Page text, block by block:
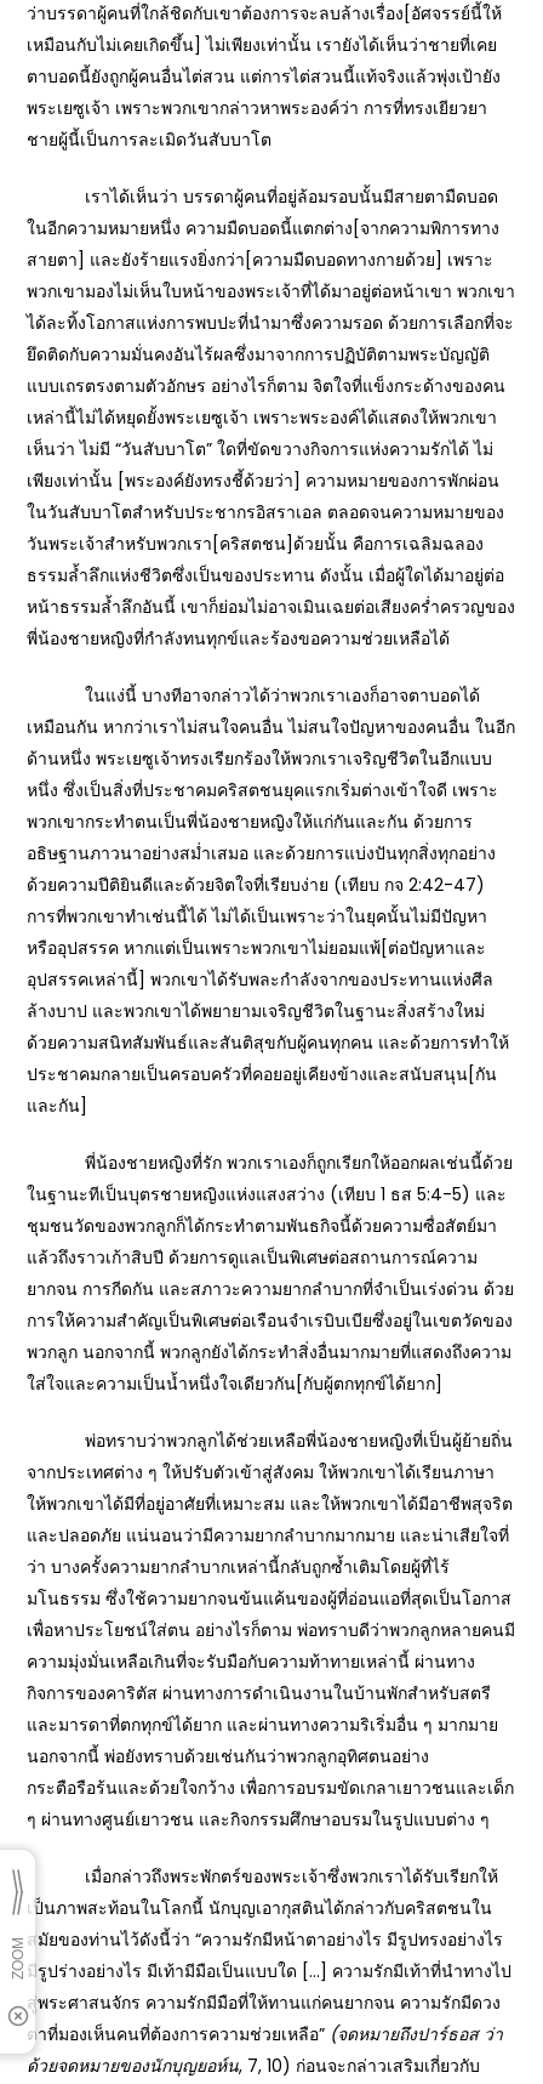
ว่าบรรดาผู้คนที่ใกล้ชิดกับเขาต้องการจะลบล้างเรื่อง[อัศจรรย์นี้ให้
เหมือนกับไม่เคยเกิดขึ้น] ไม่เพียงเท่านั้น เรายังได้เห็นว่าชายที่เคย
ตาบอดนี้ยังถูกผู้คนอื่นไต่สวน แต่การไต่สวนนี้แท้จริงแล้วพุ่งเป้ายัง
พระเยซูเจ้า เพราะพวกเขากล่าวหาพระองค์ว่า การที่ทรงเยียวยา
ชายผู้นี้เป็นการละเมิดวันสับบาโต
เราได้เห็นว่า บรรดาผู้คนที่อยู่ล้อมรอบนั้นมีสายตามืดบอด
ในอีกความหมายหนึ่ง ความมืดบอดนี้แตกต่าง[จากความพิการทาง
สายตา] และยังร้ายแรงยิ่งกว่า[ความมืดบอดทางกายด้วย] เพราะ
พวกเขามองไม่เห็นใบหน้าของพระเจ้าที่ได้มาอยู่ต่อหน้าเขา พวกเขา
ได้ละทิ้งโอกาสแห่งการพบปะที่นำมาซึ่งความรอด ด้วยการเลือกที่จะ
ยึดติดกับความมั่นคงอันไร้ผลซึ่งมาจากการปฏิบัติตามพระบัญญัติ
แบบเถรตรงตามตัวอักษร อย่างไรก็ตาม จิตใจที่แข็งกระด้างของคน
เหล่านี้ไม่ได้หยุดยั้งพระเยซูเจ้า เพราะพระองค์ได้แสดงให้พวกเขา
เห็นว่า ไม่มี “วันสับบาโต” ใดที่ขัดขวางกิจการแห่งความรักได้ ไม่
เพียงเท่านั้น [พระองค์ยังทรงชี้ด้วยว่า] ความหมายของการพักผ่อน
ในวันสับบาโตสำหรับประชากรอิสราเอล ตลอดจนความหมายของ
วันพระเจ้าสำหรับพวกเรา[คริสตชน]ด้วยนั้น คือการเฉลิมฉลอง
ธรรมล้ำลึกแห่งชีวิตซึ่งเป็นของประทาน ดังนั้น เมื่อผู้ใดได้มาอยู่ต่อ
หน้าธรรมล้ำลึกอันนี้ เขาก็ย่อมไม่อาจเมินเฉยต่อเสียงคร่ำครวญของ
พี่น้องชายหญิงที่กำลังทนทุกข์และร้องขอความช่วยเหลือได้
ในแง่นี้ บางทีอาจกล่าวได้ว่าพวกเราเองก็อาจตาบอดได้
เหมือนกัน หากว่าเราไม่สนใจคนอื่น ไม่สนใจปัญหาของคนอื่น ในอีก
ด้านหนึ่ง พระเยซูเจ้าทรงเรียกร้องให้พวกเราเจริญชีวิตในอีกแบบ
หนึ่ง ซึ่งเป็นสิ่งที่ประชาคมคริสตชนยุคแรกเริ่มต่างเข้าใจดี เพราะ
พวกเขากระทำตนเป็นพี่น้องชายหญิงให้แก่กันและกัน ด้วยการ
อธิษฐานภาวนาอย่างสม่ำเสมอ และด้วยการแบ่งปันทุกสิ่งทุกอย่าง
ด้วยความปีติยินดีและด้วยจิตใจที่เรียบง่าย (เทียบ กจ 2:42-47)
การที่พวกเขาทำเช่นนี้ได้ ไม่ได้เป็นเพราะว่าในยุคนั้นไม่มีปัญหา
หรืออุปสรรค หากแต่เป็นเพราะพวกเขาไม่ยอมแพ้[ต่อปัญหาและ
อุปสรรคเหล่านี้] พวกเขาได้รับพละกำลังจากของประทานแห่งศีล
ล้างบาป และพวกเขาได้พยายามเจริญชีวิตในฐานะสิ่งสร้างใหม่
ด้วยความสนิทสัมพันธ์และสันติสุขกับผู้คนทุกคน และด้วยการทำให้
ประชาคมกลายเป็นครอบครัวที่คอยอยู่เคียงข้างและสนับสนุน[กัน
และกัน]
พี่น้องชายหญิงที่รัก พวกเราเองก็ถูกเรียกให้ออกผลเช่นนี้ด้วย
ในฐานะทีเป็นบุตรชายหญิงแห่งแสงสว่าง (เทียบ 1 ธส 5:4-5) และ
ชุมชนวัดของพวกลูกก็ได้กระทำตามพันธกิจนี้ด้วยความซื่อสัตย์มา
แล้วถึงราวเก้าสิบปี ด้วยการดูแลเป็นพิเศษต่อสถานการณ์ความ
ยากจน การกีดกัน และสภาวะความยากลำบากที่จำเป็นเร่งด่วน ด้วย
การให้ความสำคัญเป็นพิเศษต่อเรือนจำเรบิบเบียซึ่งอยู่ในเขตวัดของ
พวกลูก นอกจากนี้ พวกลูกยังได้กระทำสิ่งอื่นมากมายที่แสดงถึงความ
ใส่ใจและความเป็นน้ำหนึ่งใจเดียวกัน[กับผู้ตกทุกข์ได้ยาก]
พ่อทราบว่าพวกลูกได้ช่วยเหลือพี่น้องชายหญิงที่เป็นผู้ย้ายถิ่น
จากประเทศต่าง ๆ ให้ปรับตัวเข้าสู่สังคม ให้พวกเขาได้เรียนภาษา
ให้พวกเขาได้มีที่อยู่อาศัยที่เหมาะสม และให้พวกเขาได้มีอาชีพสุจริต
และปลอดภัย แน่นอนว่ามีความยากลำบากมากมาย และน่าเสียใจที่
ว่า บางครั้งความยากลำบากเหล่านี้กลับถูกซ้ำเติมโดยผู้ที่ไร้
มโนธรรม ซึ่งใช้ความยากจนข้นแค้นของผู้ที่อ่อนแอที่สุดเป็นโอกาส
เพื่อหาประโยชน์ใส่ตน อย่างไรก็ตาม พ่อทราบดีว่าพวกลูกหลายคนมี
ความมุ่งมั่นเหลือเกินที่จะรับมือกับความท้าทายเหล่านี้ ผ่านทาง
กิจการของคาริตัส ผ่านทางการดำเนินงานในบ้านพักสำหรับสตรี
และมารดาที่ตกทุกข์ได้ยาก และผ่านทางความริเริ่มอื่น ๆ มากมาย
นอกจากนี้ พ่อยังทราบด้วยเช่นกันว่าพวกลูกอุทิศตนอย่าง
กระตือรือร้นและด้วยใจกว้าง เพื่อการอบรมขัดเกลาเยาวชนและเด็ก
ๆ ผ่านทางศูนย์เยาวชน และกิจกรรมศึกษาอบรมในรูปแบบต่าง ๆ
เมื่อกล่าวถึงพระพักตร์ของพระเจ้าซึ่งพวกเราได้รับเรียกให้
เป็นภาพสะท้อนในโลกนี้ นักบุญเอากุสตินได้กล่าวกับคริสตชนใน
สมัยของท่านไว้ดังนี้ว่า “ความรักมีหน้าตาอย่างไร มีรูปทรงอย่างไร
มีรูปร่างอย่างไร มีเท้ามีมือเป็นแบบใด […] ความรักมีเท้าที่นำทางไป
สู่พระศาสนจักร ความรักมีมือที่ให้ทานแก่คนยากจน ความรักมีดวง
ตาที่มองเห็นคนที่ต้องการความช่วยเหลือ” (จดหมายถึงปาร์ธอส ว่า
ด้วยจดหมายของนักบุญยอห์น, 7, 10) ก่อนจะกล่าวเสริมเกี่ยวกับ